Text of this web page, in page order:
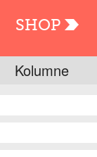
SHOP
Kolumne